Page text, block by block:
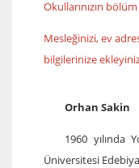
Okullarınızın
Mesleğinizi, ev
bilgilerinize
Orhan Sakin
1960 yılında
Üniversitesi